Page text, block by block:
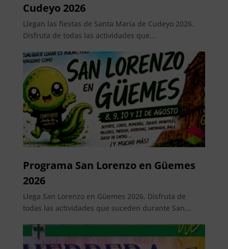
Cudeyo 2026
Llegan las fiestas de Santa María de Cudeyo 2026.
Disfruta de todas las actividades que...
Programa San Lorenzo en Güemes
2026
Llega San Lorenzo en Güemes 2026. Disfruta de
todas las actividades que suceden durante San...